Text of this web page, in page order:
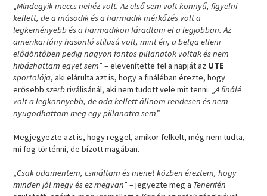
„Mindegyik meccs nehéz volt. Az első sem volt könnyű, figyelni
kellett, de a második és a harmadik mérkőzés volt a
legkeményebb és a harmadikon fáradtam el a legjobban. Az
amerikai lány hasonló stílusú volt, mint én, a belga elleni
elődöntőben pedig nagyon fontos pillanatok voltak és nem
hibázhattam egyet sem” – elevenítette fel a napját az UTE
sportolója, aki elárulta azt is, hogy a fináléban érezte, hogy
erősebbszerbriválisánál, aki nem tudott vele mit tenni. „A finálé
volt a legkönnyebb, de oda kellett állnom rendesen és nem
nyugodhattam meg egy pillanatra sem.”
Megjegyezte azt is, hogy reggel, amikor felkelt, még nem tudta,
mi fog történni, de bízott magában.
„Csak odamentem, csináltam és menet közben éreztem, hogy
minden jól megy és ez megvan” – jegyezte meg a Tenerifén